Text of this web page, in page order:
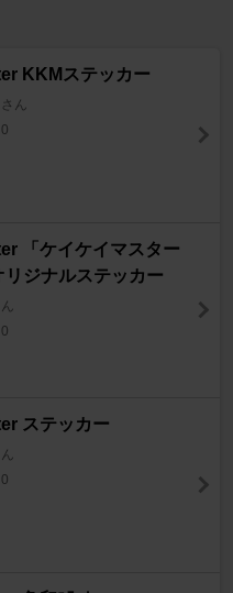
KKMステッカー
ん
0
「ケイケイマスター
リジナルステッカー
0
ステッカー
0